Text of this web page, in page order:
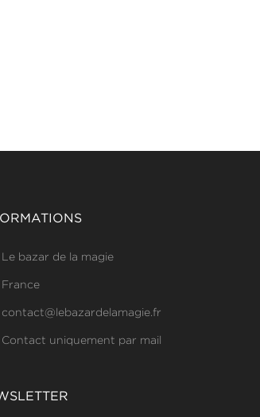
Le bazar de la magie
France
contact@lebazardelamagie.fr
Contact uniquement par mail